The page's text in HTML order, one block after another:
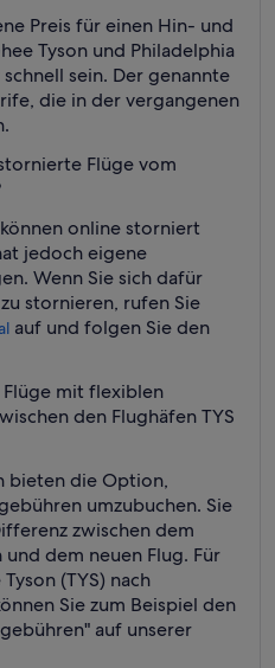
Preis für einen Hin- und
Tyson und Philadelphia
sein. Der genannte
die in der vergangenen
Flüge vom
online storniert
jedoch eigene
Wenn Sie sich dafür
stornieren, rufen Sie
auf und folgen Sie den
mit flexiblen
den Flughäfen TYS
bieten die Option,
umzubuchen. Sie
zwischen dem
dem neuen Flug. Für
(TYS) nach
Sie zum Beispiel den
auf unserer